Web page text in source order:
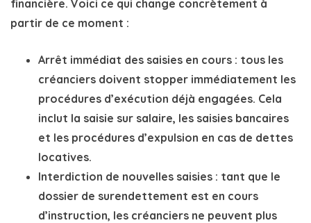
financière. Voici ce qui change concrètement à
partir de ce moment :
Arrêt immédiat des saisies en cours : tous les
créanciers doivent stopper immédiatement les
procédures d’exécution déjà engagées. Cela
inclut la saisie sur salaire, les saisies bancaires
et les procédures d’expulsion en cas de dettes
locatives.
Interdiction de nouvelles saisies : tant que le
dossier de surendettement est en cours
d’instruction, les créanciers ne peuvent plus